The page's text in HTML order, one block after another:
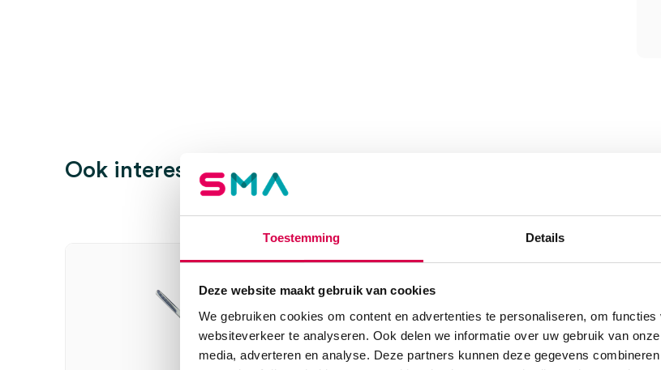
Toestemming Details
Deze website maakt gebruik van cookies
We gebruiken cookies om content en advertenties te personaliseren, om
websiteverkeer te analyseren. Ook delen we informatie over uw gebruik van
media, adverteren en analyse. Deze partners kunnen deze gegevens
beoordelen
om een beoordeling te plaatsen.
Ook interessant